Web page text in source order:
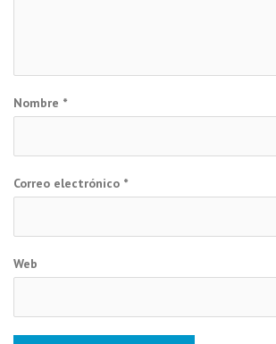
Nombre *
Correo electrónico *
Web